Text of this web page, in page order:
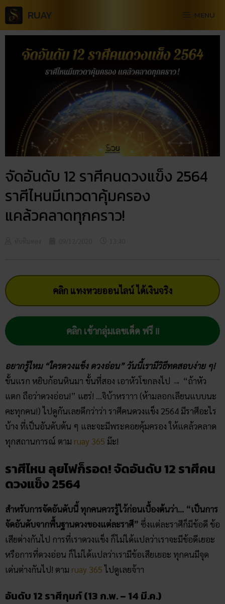
RUAY MENU
จัดอันดับ 12 ราศีคนดวงแข็ง 2564
ราศีไหนมีเทวดาคุ้มครอง
แคล้วคลาดทุกคราว!
คลิก แทงหวยออนไลน์ ได้เงินจริง
คลิก เข้ากลุ่มเลขเด็ด ฟรี !!
อยากรู้ไหม “ใครดวงแข็ง ดวงอ่อน” วันนี้เรามีวิธีทดสอบง่าย ๆ!
ขั้นแรก หยิบก้อนหินมา ขั้นที่สอง เอาหัวโขกลงไป → “ถ้าหัว
แตก ถือว่าดวงอ่อน!” แฮร่! …จิบ้าหราาา (ห้ามลอกเลียนแบบนะ
คะทุกคน!) ไปดูกันเลยดีกว่าว่า ราศีคนดวงแข็ง 2564 มีราศีอะไร
บ้าง ที่เป็นอันดับต้น ๆ และจะมีพระคอยคุ้มครอง ให้แคล้วคลาด
ทุกสถานการณ์ ตาม ruay 365 ม๊ะ!
ราศีไหน ลุยไฟก็รอด! จัดอันดับ 12 ราศีคน
ดวงแข็ง 2564
สำหรับการจัดอันดับนี้ ทุกคนควรรู้ไว้ก่อนเบื้องต้นว่า… “เป็นการ
จัดอันดับจากพื้นฐานดวงของแต่ละราศี” ซึ่งแต่ละราศีก็มีข้อดี ข้อ
เสียต่างกันไป การที่เราดวงแข็ง ก็ไม่ได้แปลว่าเราจะมีข้อดีเยอะ
หรือการที่ดวงอ่อน ก็ไม่ได้แปลว่าเรามีข้อเสียเยอะ ทุกคนมีจุด
เด่นต่างกันไป! ตาม ruay 365ไปดูเลยจ้าา
อันดับ 12 ราศีกุมภ์ (13 ก.พ. – 14 มี.ค.)